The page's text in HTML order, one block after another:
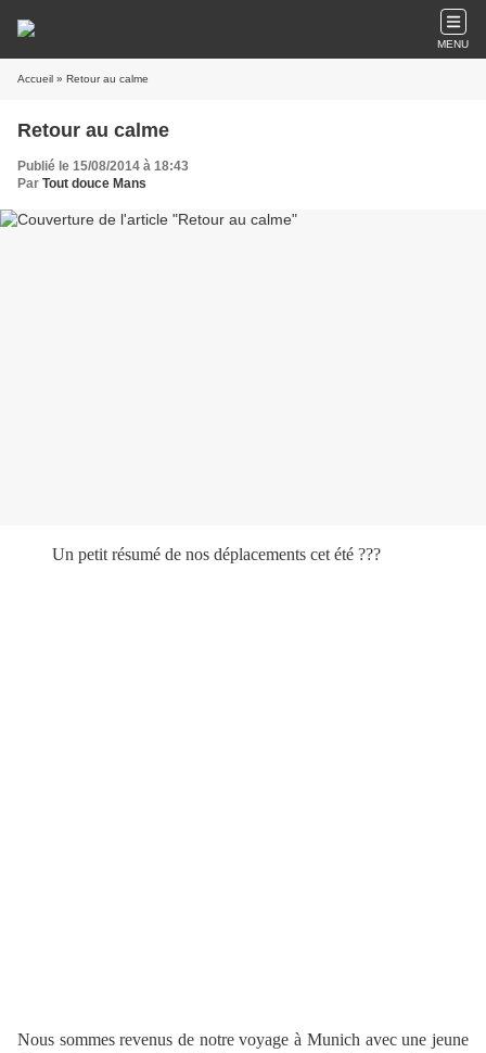
MENU
Accueil » Retour au calme
Retour au calme
Publié le 15/08/2014 à 18:43
Par Tout douce Mans
Un petit résumé de nos déplacements cet été ???
Nous sommes revenus de notre voyage à Munich avec une jeune